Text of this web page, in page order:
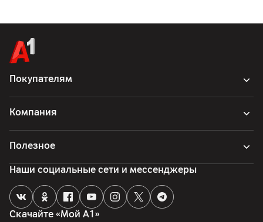
Покупателям
Компания
Полезное
Скачайте «Мой А1»
Наши социальные сети и мессенджеры